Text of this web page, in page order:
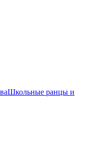
Школьные ранцы и